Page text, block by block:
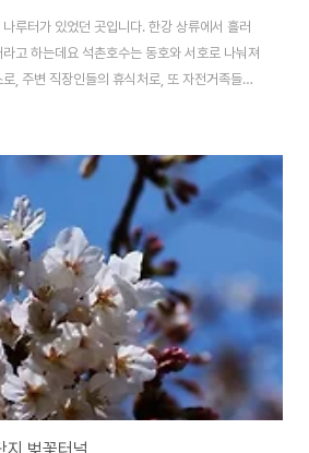
루터가 있었던 곳입니다. 한강 상류에서 흘러
고 하는데요 석촌호수는 동호와 서호로 나눠져
, 주변 직장인들의 휴식처로, 또 자전거족들의
데월드의 매직아일랜드와 서울놀이마당이 있
나라를 연상케 합니다. 집에서 쉬다가 잠시 산
. 역시 왕초짜라서 그런지 손각대로 찍기에는
이 벚꽃들이 활짝 피었는데요. 오늘은 한낮 기
저녁에는 더 활짝 피어있겠죠? 금주 주말이 가
다. 여기 뿐만 ..